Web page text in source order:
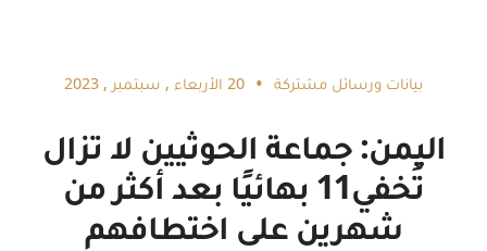
بيانات ورسائل مشتركة • 20 الأربعاء , سبتمبر , 2023
اليمن: جماعة الحوثيين لا تزال
تُخفي11 بهائيًا بعد أكثر من
شهرين على اختطافهم